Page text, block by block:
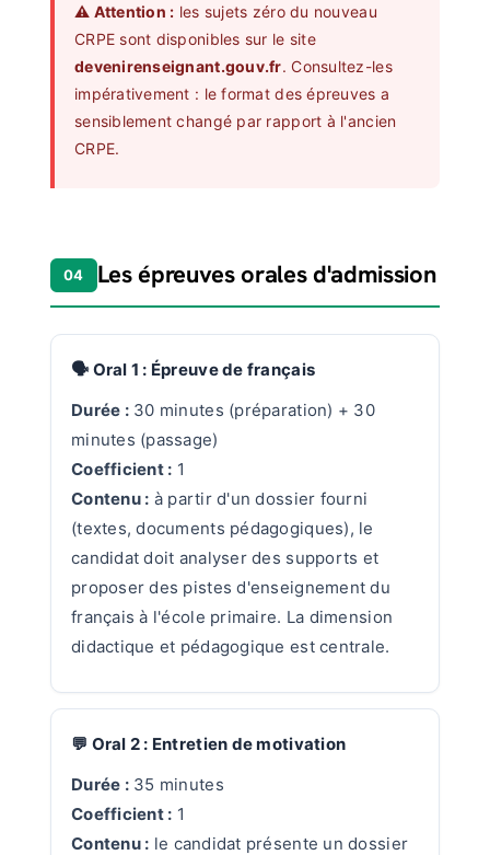
⚠️ Attention : les sujets zéro du nouveau
CRPE sont disponibles sur le site
devenirenseignant.gouv.fr. Consultez-les
impérativement : le format des épreuves a
sensiblement changé par rapport à l'ancien
CRPE.
04 Les épreuves orales d'admission
🗣️ Oral 1 : Épreuve de français
Durée :30 minutes (préparation) + 30
minutes (passage)
Coefficient : 1
Contenu : à partir d'un dossier fourni
(textes, documents pédagogiques), le
candidat doit analyser des supports et
proposer des pistes d'enseignement du
français à l'école primaire. La dimension
didactique et pédagogique est centrale.
💬 Oral 2 : Entretien de motivation
Durée :35 minutes
Coefficient : 1
Contenu : le candidat présente un dossier